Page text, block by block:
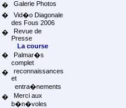
�
Galerie Photos
�
Vid�o Diagonale
des Fous 2006
�
Revue de
Presse
La course
�
Palmar�s
complet
�
reconnaissances
et
entra�nements
�
Merci aux
b�n�voles